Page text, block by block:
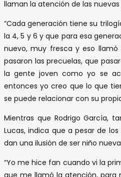
llaman la atención de las
“Cada generación tiene su
la 4, 5 y 6 y que para esa
nuevo, muy fresca y eso
pasaron las precuelas, que
la gente joven como yo se
entonces yo creo que lo que
se puede relacionar con su
Mientras que Rodrigo García,
Lucas, indica que a pesar de
dan una ilusión de ser niño
“Yo me hice fan cuando vi la
que me llamó la atención, para